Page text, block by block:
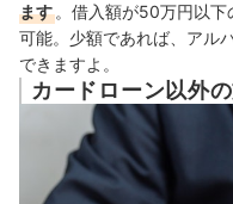
ます 。借入額が50万円以
可能。少額であれば、アル
できますよ。
カードローン以外